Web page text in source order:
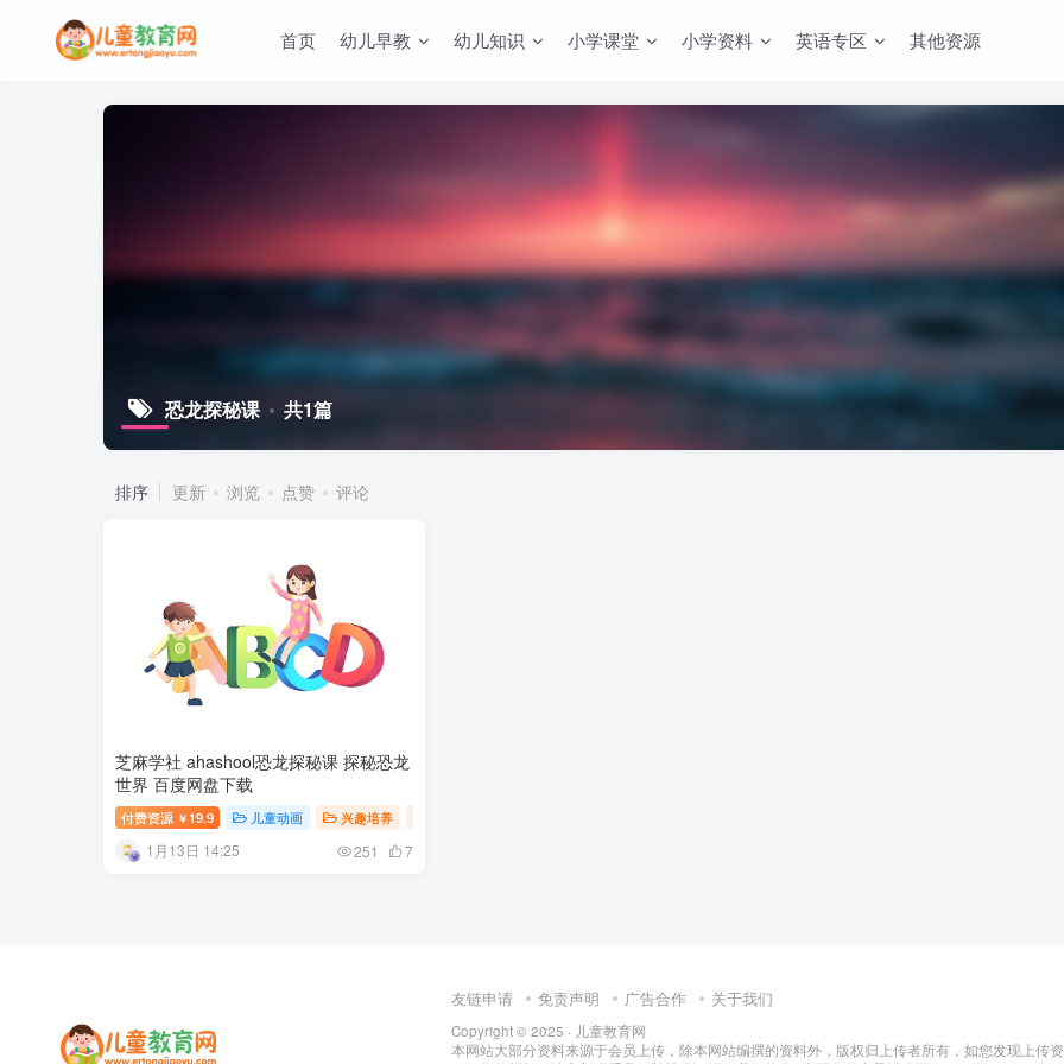
首页 幼儿早教 幼儿知识 小学课堂 小学资料 英语专区 其他资源
恐龙探秘课 共1篇
排序 更新 浏览 点赞 评论
芝麻学社 ahashool恐龙探秘课 探秘恐龙
世界 百度网盘下载
付费资源 ￥ 19.9 儿童动画 兴趣培养
1月13日 14:25 251 7
友链申请 免责声明 广告合作 关于我们
Copyright © 2025 · 儿童教育网
本网站大部分资料来源于会员上传，除本网站编撰的资料外，版权归上传者所有，如您发现上传